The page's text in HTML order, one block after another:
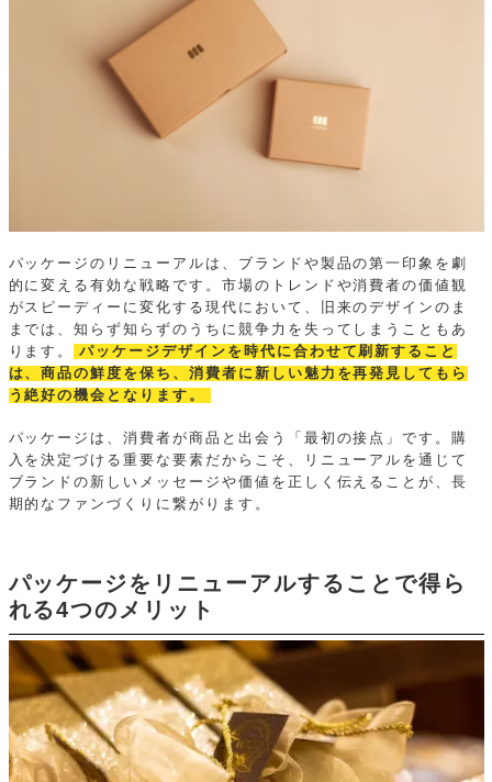
パッケージのリニューアルは、ブランドや製品の第一印象を劇
的に変える有効な戦略です。市場のトレンドや消費者の価値観
がスピーディーに変化する現代において、旧来のデザインのま
までは、知らず知らずのうちに競争力を失ってしまうこともあ
ります。
パッケージデザインを時代に合わせて刷新すること
は、商品の鮮度を保ち、消費者に新しい魅力を再発見してもら
う絶好の機会となります。
パッケージは、消費者が商品と出会う「最初の接点」です。購
入を決定づける重要な要素だからこそ、リニューアルを通じて
ブランドの新しいメッセージや価値を正しく伝えることが、長
期的なファンづくりに繋がります。
パッケージをリニューアルすることで得ら
れる4つのメリット